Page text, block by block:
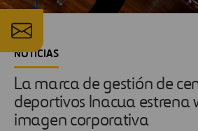
NOTICIAS
La marca de gestión de
deportivos Inacua estrena
imagen corporativa